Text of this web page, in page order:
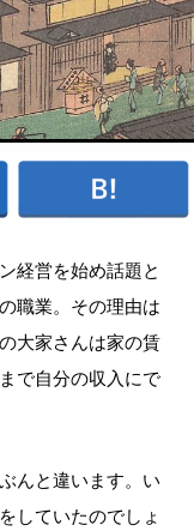
経営を始め話題と
職業。その理由は
大家さんは家の賃
で自分の収入にで
んと違います。い
していたのでしょ